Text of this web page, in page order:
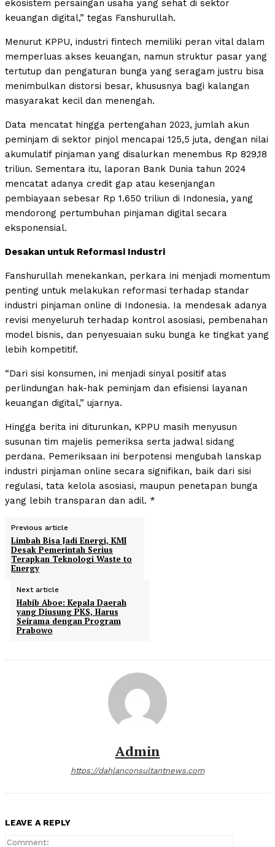
ekosistem persaingan usaha yang sehat di sektor
keuangan digital,” tegas Fanshurullah.
Menurut KPPU, industri fintech memiliki peran vital dalam
memperluas akses keuangan, namun struktur pasar yang
tertutup dan pengaturan bunga yang seragam justru bisa
menimbulkan distorsi besar, khususnya bagi kalangan
masyarakat kecil dan menengah.
Data mencatat hingga pertengahan 2023, jumlah akun
peminjam di sektor pinjol mencapai 125,5 juta, dengan nilai
akumulatif pinjaman yang disalurkan menembus Rp 829,18
triliun. Sementara itu, laporan Bank Dunia tahun 2024
mencatat adanya credit gap atau kesenjangan
pembiayaan sebesar Rp 1.650 triliun di Indonesia, yang
mendorong pertumbuhan pinjaman digital secara
eksponensial.
Desakan untuk Reformasi Industri
Fanshurullah menekankan, perkara ini menjadi momentum
penting untuk melakukan reformasi terhadap standar
industri pinjaman online di Indonesia. Ia mendesak adanya
revisi menyeluruh terhadap kontrol asosiasi, pembenahan
model bisnis, dan penyesuaian suku bunga ke tingkat yang
lebih kompetitif.
“Dari sisi konsumen, ini menjadi sinyal positif atas
perlindungan hak-hak peminjam dan efisiensi layanan
keuangan digital,” ujarnya.
Hingga berita ini diturunkan, KPPU masih menyusun
susunan tim majelis pemeriksa serta jadwal sidang
perdana. Pemeriksaan ini berpotensi mengubah lanskap
industri pinjaman online secara signifikan, baik dari sisi
regulasi, tata kelola asosiasi, maupun penetapan bunga
yang lebih transparan dan adil. *
Previous article
Limbah Bisa Jadi Energi, KMI
Desak Pemerintah Serius
Terapkan Teknologi Waste to
Energy
Next article
Habib Aboe: Kepala Daerah
yang Diusung PKS, Harus
Seirama dengan Program
Prabowo
Admin
https://dahlanconsultantnews.com
LEAVE A REPLY